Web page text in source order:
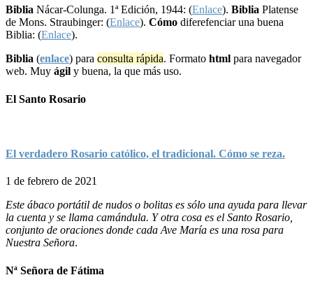
Biblia Nácar-Colunga. 1ª Edición, 1944: (Enlace). Biblia Platense
de Mons. Straubinger: (Enlace). Cómo diferefenciar una buena
Biblia: (Enlace).
Biblia (enlace) para consulta rápida. Formato html para navegador
web. Muy ágil y buena, la que más uso.
El Santo Rosario
El verdadero Rosario católico, el tradicional. Cómo se reza.
1 de febrero de 2021
Este ábaco portátil de nudos o bolitas es sólo una ayuda para llevar
la cuenta y se llama camándula. Y otra cosa es el Santo Rosario,
conjunto de oraciones donde cada Ave María es una rosa para
Nuestra Señora.
Nª Señora de Fátima